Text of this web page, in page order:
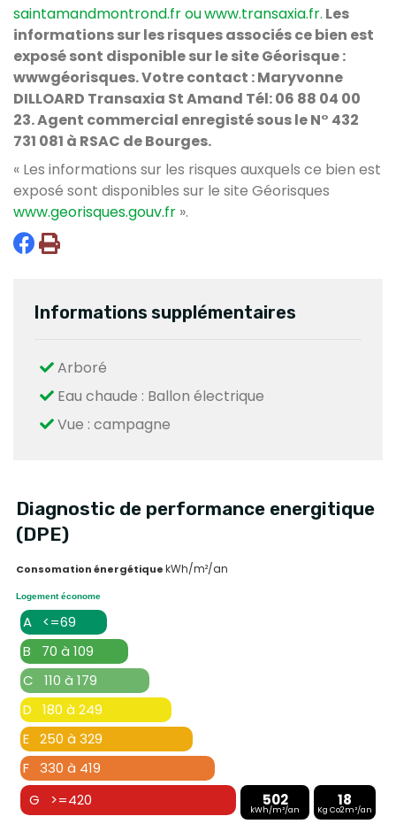
saintamandmontrond.frouwww.transaxia.fr. Les
informations sur les risques associés ce bien est
exposé sont disponible sur le site Géorisque :
wwwgéorisques. Votre contact : Maryvonne
DILLOARD Transaxia St Amand Tél: 06 88 04 00
23. Agent commercial enregisté sous le N° 432
731 081 à RSAC de Bourges.
« Les informations sur les risques auxquels ce bien est
exposé sont disponibles sur le site Géorisques
www.georisques.gouv.fr ».
Informations supplémentaires
Arboré
Eau chaude : Ballon électrique
Vue : campagne
Diagnostic de performance energitique
(DPE)
Consomation énergétiquekWh/m²/an
Logement économe
A <=69
B 70 à 109
C 110 à 179
D 180 à 249
E 250 à 329
F 330 à 419
G >=420
502
kWh/m²/an
18
Kg Co2m²/an